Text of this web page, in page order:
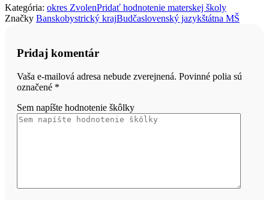
Kategória: okres ZvolenPridať hodnotenie materskej školy
Značky Banskobystrický krajBudčaslovenský jazykštátna MŠ
Pridaj komentár
Vaša e-mailová adresa nebude zverejnená. Povinné polia sú
označené *
Sem napíšte hodnotenie škôlky